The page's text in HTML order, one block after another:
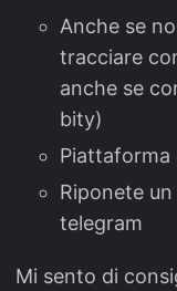
Anche se
tracciare
anche se
bity)
Piattaforma
Riponete
telegram
Mi sento di